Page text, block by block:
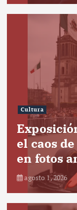
Cultura
el caos
en fotos
agosto 1, 2026